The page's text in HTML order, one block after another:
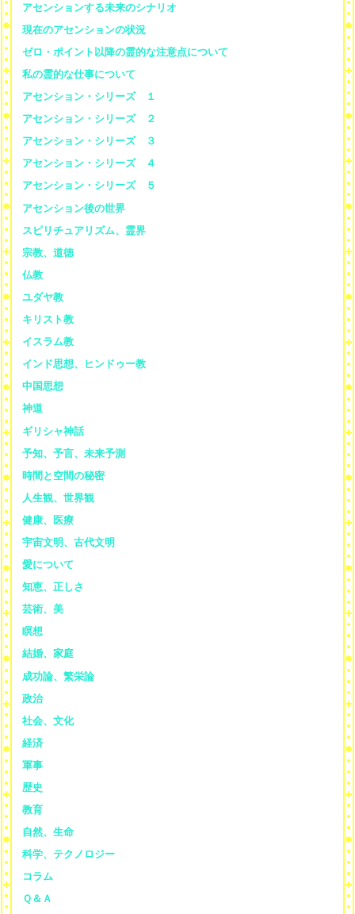
アセンションする未来のシナリオ
現在のアセンションの状況
ゼロ・ポイント以降の霊的な注意点について
私の霊的な仕事について
アセンション・シリーズ １
アセンション・シリーズ ２
アセンション・シリーズ ３
アセンション・シリーズ ４
アセンション・シリーズ ５
アセンション後の世界
スピリチュアリズム、霊界
宗教、道徳
仏教
ユダヤ教
キリスト教
イスラム教
インド思想、ヒンドゥー教
中国思想
神道
ギリシャ神話
予知、予言、未来予測
時間と空間の秘密
人生観、世界観
健康、医療
宇宙文明、古代文明
愛について
知恵、正しさ
芸術、美
瞑想
結婚、家庭
成功論、繁栄論
政治
社会、文化
経済
軍事
歴史
教育
自然、生命
科学、テクノロジー
コラム
Ｑ＆Ａ